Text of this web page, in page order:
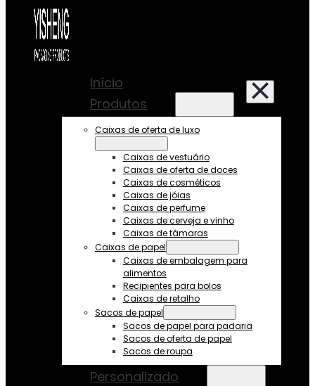
Início
Produtos
Caixas de oferta de luxo
Caixas de vestuário
Caixas de oferta de doces
Caixas de cosméticos
Caixas de jóias
Caixas de perfume
Caixas de cerveja e vinho
Caixas de tâmaras
Caixas de papel
Caixas de embalagem para
alimentos
Recipientes para bolos
Caixas de retalho
Sacos de papel
Sacos de papel para padaria
Sacos de oferta de papel
Sacos de roupa
Personalizado